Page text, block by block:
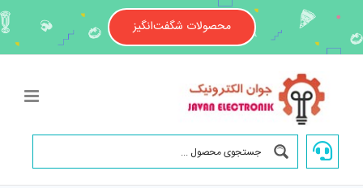
content
محصولات شگفت‌انگیز